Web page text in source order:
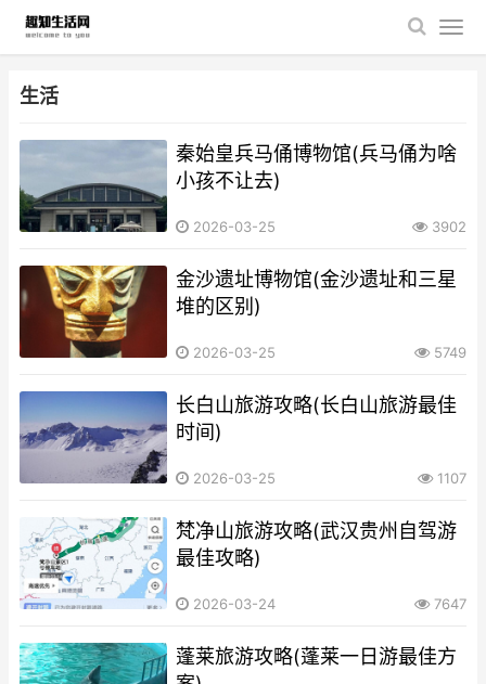
生活
秦始皇兵马俑博物馆(兵马俑为啥
小孩不让去)
2026-03-25 3902
金沙遗址博物馆(金沙遗址和三星
堆的区别)
2026-03-25 5749
长白山旅游攻略(长白山旅游最佳
时间)
2026-03-25 1107
梵净山旅游攻略(武汉贵州自驾游
最佳攻略)
2026-03-24 7647
蓬莱旅游攻略(蓬莱一日游最佳方